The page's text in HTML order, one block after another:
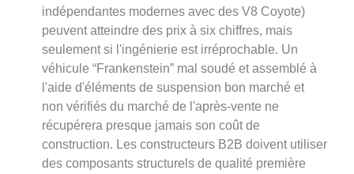
indépendantes modernes avec des V8 Coyote)
peuvent atteindre des prix à six chiffres, mais
seulement si l'ingénierie est irréprochable. Un
véhicule “Frankenstein” mal soudé et assemblé à
l'aide d'éléments de suspension bon marché et
non vérifiés du marché de l'après-vente ne
récupérera presque jamais son coût de
construction. Les constructeurs B2B doivent utiliser
des composants structurels de qualité première